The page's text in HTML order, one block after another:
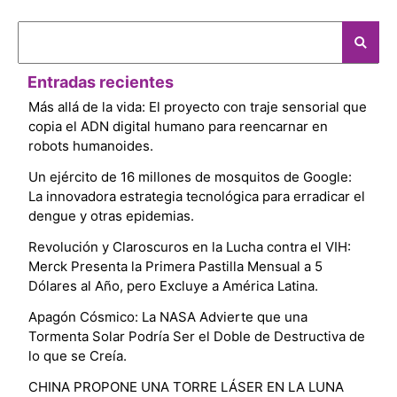
Entradas recientes
Más allá de la vida: El proyecto con traje sensorial que
copia el ADN digital humano para reencarnar en
robots humanoides.
Un ejército de 16 millones de mosquitos de Google:
La innovadora estrategia tecnológica para erradicar el
dengue y otras epidemias.
Revolución y Claroscuros en la Lucha contra el VIH:
Merck Presenta la Primera Pastilla Mensual a 5
Dólares al Año, pero Excluye a América Latina.
Apagón Cósmico: La NASA Advierte que una
Tormenta Solar Podría Ser el Doble de Destructiva de
lo que se Creía.
CHINA PROPONE UNA TORRE LÁSER EN LA LUNA